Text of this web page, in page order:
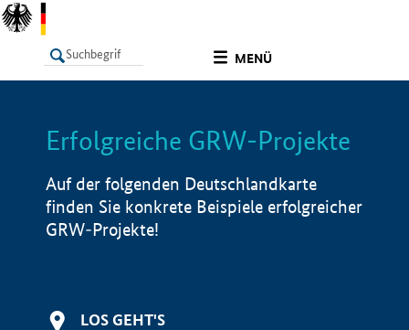
MENÜ
LISTE Info
Erfolgreiche GRW-Projekte
Auf der folgenden Deutschlandkarte
finden Sie konkrete Beispiele erfolgreicher
GRW-Projekte!
LOS GEHT'S